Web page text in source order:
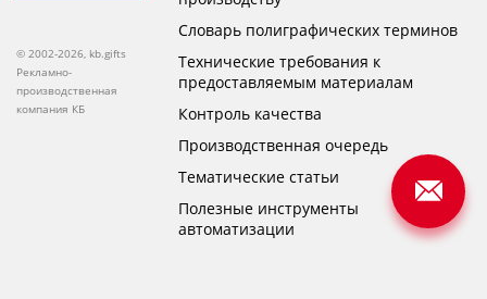
© 2002-2026, kb.gifts
Рекламно-
производственная
компания КБ
Словарь полиграфических терминов
Технические требования к
предоставляемым материалам
Контроль качества
Производственная очередь
Тематические статьи
Полезные инструменты
автоматизации